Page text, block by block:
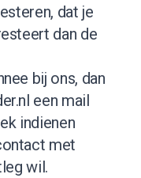
dat je
dan de
bij ons, dan
een mail
indienen
met
wil.